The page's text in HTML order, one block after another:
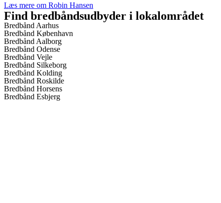
Læs mere om Robin Hansen
Find bredbåndsudbyder i lokalområdet
Bredbånd Aarhus
Bredbånd København
Bredbånd Aalborg
Bredbånd Odense
Bredbånd Vejle
Bredbånd Silkeborg
Bredbånd Kolding
Bredbånd Roskilde
Bredbånd Horsens
Bredbånd Esbjerg